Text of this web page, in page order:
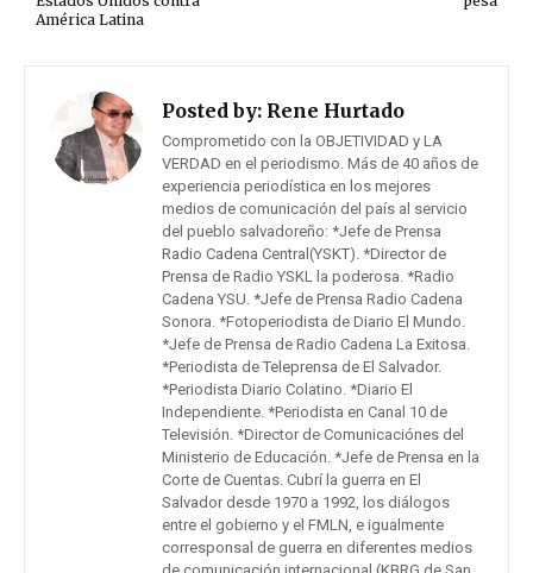
América Latina
Posted by: Rene Hurtado
Comprometido con la OBJETIVIDAD y LA
VERDAD en el periodismo. Más de 40 años de
experiencia periodística en los mejores
medios de comunicación del país al servicio
del pueblo salvadoreño: *Jefe de Prensa
Radio Cadena Central(YSKT). *Director de
Prensa de Radio YSKL la poderosa. *Radio
Cadena YSU. *Jefe de Prensa Radio Cadena
Sonora. *Fotoperiodista de Diario El Mundo.
*Jefe de Prensa de Radio Cadena La Exitosa.
*Periodista de Teleprensa de El Salvador.
*Periodista Diario Colatino. *Diario El
Independiente. *Periodista en Canal 10 de
Televisión. *Director de Comunicaciónes del
Ministerio de Educación. *Jefe de Prensa en la
Corte de Cuentas. Cubrí la guerra en El
Salvador desde 1970 a 1992, los diálogos
entre el gobierno y el FMLN, e igualmente
corresponsal de guerra en diferentes medios